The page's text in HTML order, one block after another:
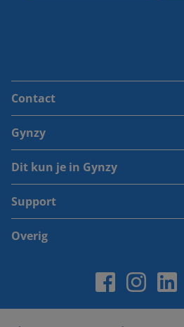
Contact
Gynzy
Dit kun je in Gynzy
Support
Overig